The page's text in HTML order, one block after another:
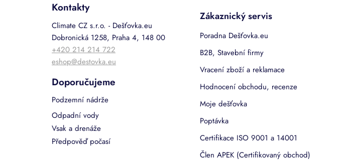
Kontakty
Climate CZ s.r.o. - Dešťovka.eu
Dobronická 1258, Praha 4, 148 00
+420 214 214 722
eshop@destovka.eu
Doporučujeme
Podzemní nádrže
Odpadní vody
Vsak a drenáže
Předpověď počasí
Zákaznický servis
Poradna Dešťovka.eu
B2B, Stavební firmy
Vracení zboží a reklamace
Hodnocení obchodu, recenze
Moje dešťovka
Poptávka
Certifikace ISO 9001 a 14001
Člen APEK (Certifikovaný obchod)